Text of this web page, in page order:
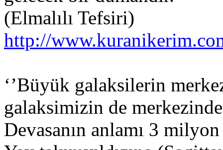
(Elmalılı Tefsiri)
http://
‘’Büyük galaksilerin
galaksimizin de
Devasanın anlamı 3